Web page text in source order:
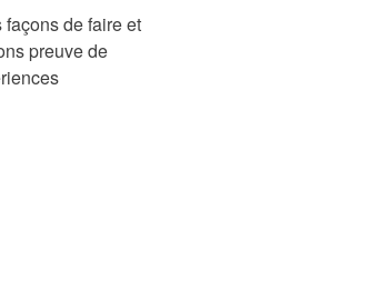
façons de faire et
preuve de